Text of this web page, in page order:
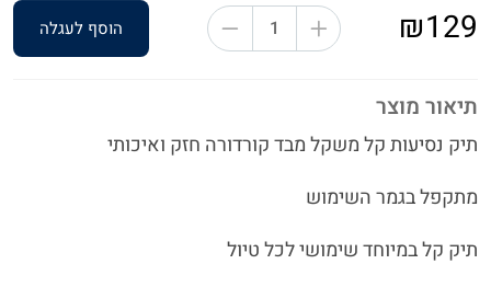
תיאור מוצר
תיק נסיעות קל משקל מבד קורדורה חזק ואיכותי
מתקפל בגמר השימוש
תיק קל במיוחד שימושי לכל טיול
₪129 הוסף לעגלה